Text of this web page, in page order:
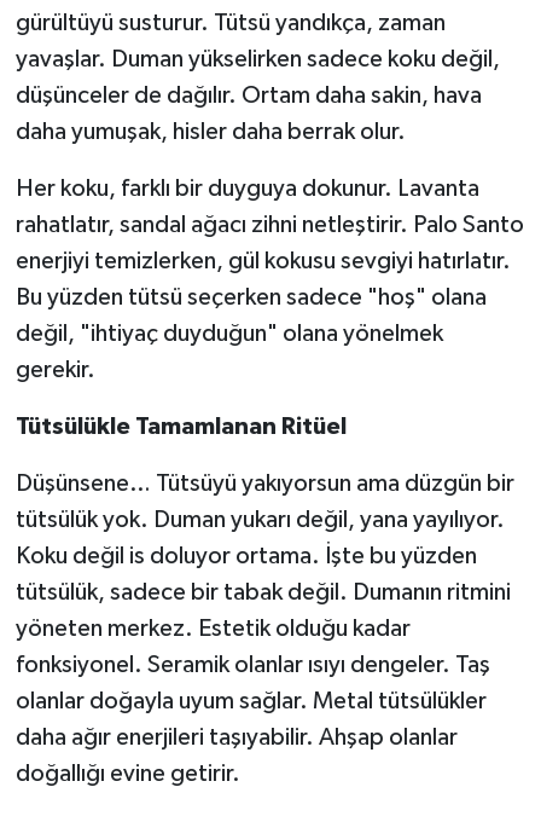
gürültüyü susturur. Tütsü yandıkça, zaman
yavaşlar. Duman yükselirken sadece koku değil,
düşünceler de dağılır. Ortam daha sakin, hava
daha yumuşak, hisler daha berrak olur.
Her koku, farklı bir duyguya dokunur. Lavanta
rahatlatır, sandal ağacı zihni netleştirir. Palo Santo
enerjiyi temizlerken, gül kokusu sevgiyi hatırlatır.
Bu yüzden tütsü seçerken sadece "hoş" olana
değil, "ihtiyaç duyduğun" olana yönelmek
gerekir.
Tütsülükle Tamamlanan Ritüel
Düşünsene… Tütsüyü yakıyorsun ama düzgün bir
tütsülük yok. Duman yukarı değil, yana yayılıyor.
Koku değil is doluyor ortama. İşte bu yüzden
tütsülük, sadece bir tabak değil. Dumanın ritmini
yöneten merkez. Estetik olduğu kadar
fonksiyonel. Seramik olanlar ısıyı dengeler. Taş
olanlar doğayla uyum sağlar. Metal tütsülükler
daha ağır enerjileri taşıyabilir. Ahşap olanlar
doğallığı evine getirir.